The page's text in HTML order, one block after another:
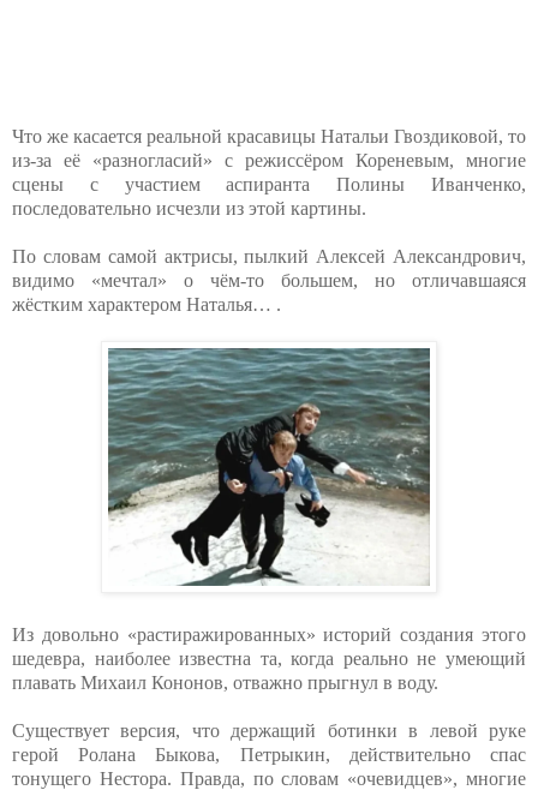
Что же касается реальной красавицы Натальи Гвоздиковой, то
из-за её «разногласий» с режиссёром Кореневым, многие
сцены с участием аспиранта Полины Иванченко,
последовательно исчезли из этой картины.
По словам самой актрисы, пылкий Алексей Александрович,
видимо «мечтал» о чём-то большем, но отличавшаяся
жёстким характером Наталья… .
Из довольно «растиражированных» историй создания этого
шедевра, наиболее известна та, когда реально не умеющий
плавать Михаил Кононов, отважно прыгнул в воду.
Существует версия, что держащий ботинки в левой руке
герой Ролана Быкова, Петрыкин, действительно спас
тонущего Нестора. Правда, по словам «очевидцев», многие